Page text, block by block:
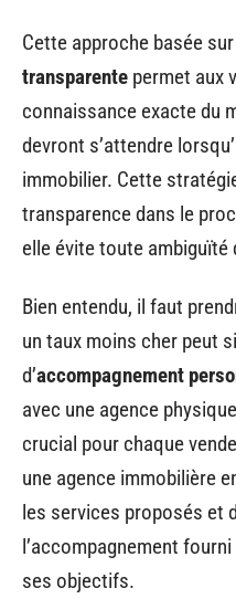
Cette approche basée
transparente permet aux
connaissance exacte du
devront s’attendre
immobilier. Cette
transparence dans le
elle évite toute
Bien entendu, il faut
un taux moins cher peut
d’accompagnement
avec une agence
crucial pour chaque
une agence immobilière
les services proposés et
l’accompagnement
ses objectifs.